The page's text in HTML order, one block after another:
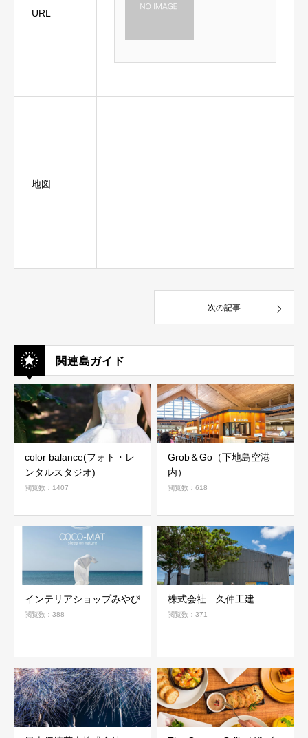
URL
地図
次の記事
関連島ガイド
color balance(フォト・レ
ンタルスタジオ)
閲覧数：1407
Grob＆Go（下地島空港
内）
閲覧数：618
インテリアショップみやび
閲覧数：388
株式会社 久仲工建
閲覧数：371